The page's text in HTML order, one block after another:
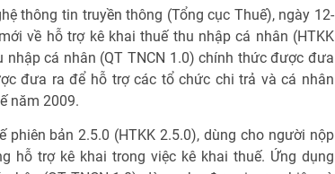
thông tin truyền thông (Tổng cục Thuế), ngày 12-
về hỗ trợ kê khai thuế thu nhập cá nhân (HTKK
nhập cá nhân (QT TNCN 1.0) chính thức được đưa
đưa ra để hỗ trợ các tổ chức chi trả và cá nhân
năm 2009.
phiên bản 2.5.0 (HTKK 2.5.0), dùng cho người nộp
hỗ trợ kê khai trong việc kê khai thuế. Ứng dụng